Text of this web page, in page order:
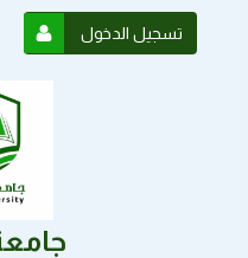
تسجيل الدخول